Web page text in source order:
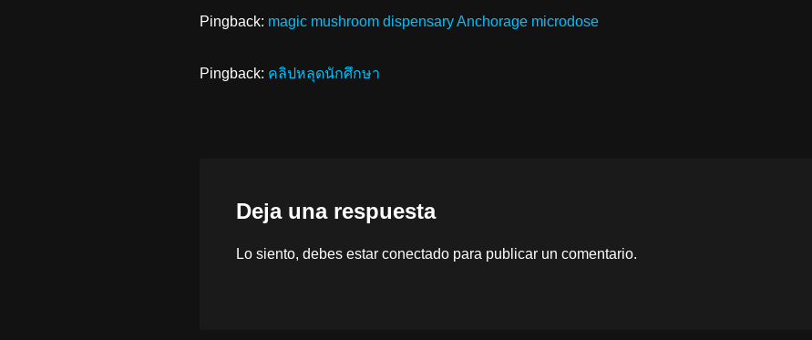
Pingback: magic mushroom dispensary Anchorage microdose
Pingback: คลิปหลุดนักศึกษา
Deja una respuesta
Lo siento, debes estar conectado para publicar un comentario.